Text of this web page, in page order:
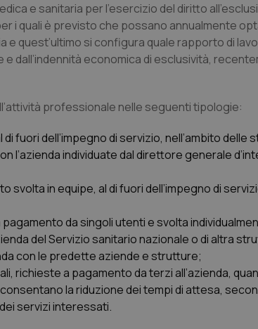
e sanitaria per l’esercizio del diritto
i quali è previsto che possano annualmente
e quest’ultimo si configura quale rapporto di
dall’indennità economica di esclusività,
professionale nelle seguenti tipologie:
fuori dell’impegno di servizio, nell’ambito delle
individuate dal direttore generale
in equipe, al di fuori dell’impegno di
da singoli utenti e svolta
del Servizio sanitario nazionale o di altra
con le predette aziende e strutture;
richieste a pagamento da terzi all’azienda,
la riduzione dei tempi di attesa,
servizi interessati.
sito web non è in grado di funzionare correttamente senza questi
settimane
Questo cookie viene utilizzato
scelte di consenso e privacy
impostazioni sulla privacy,
preferenze siano onorate nelle
5 mesi 3
settimane
Questo cookie viene utilizzato
Script.com per ricordare le
sui cookie dei visitatori. È
dei cookie di Cookie-Script.com
correttamente.
4
settimane
2 giorni
Questo cookie è impostato
abilitare il sistema di tracking